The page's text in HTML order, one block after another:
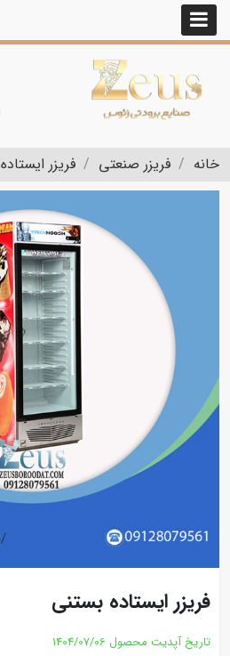
خانه فریزر صنعتی فریزر ایستاده
فریزر ایستاده بستنی
تاریخ آپدیت محصول 1404/07/06